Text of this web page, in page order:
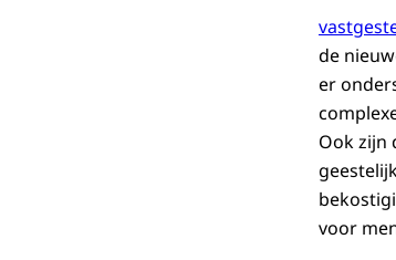
de
er
Ook zijn
voor